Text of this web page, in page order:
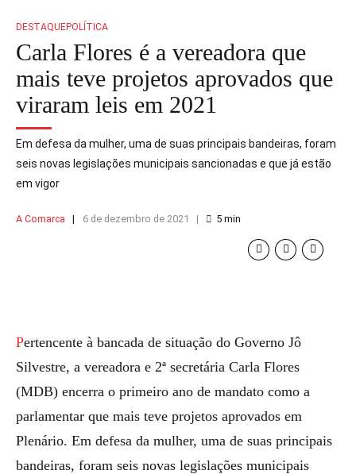
DESTAQUEPOLÍTICA
Carla Flores é a vereadora que
mais teve projetos aprovados que
viraram leis em 2021
Em defesa da mulher, uma de suas principais bandeiras, foram
seis novas legislações municipais sancionadas e que já estão
em vigor
A Comarca 6 de dezembro de 2021 5 min
Pertencente à bancada de situação do Governo Jô
Silvestre, a vereadora e 2ª secretária Carla Flores
(MDB) encerra o primeiro ano de mandato como a
parlamentar que mais teve projetos aprovados em
Plenário. Em defesa da mulher, uma de suas principais
bandeiras, foram seis novas legislações municipais